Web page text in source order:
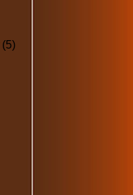
(5)